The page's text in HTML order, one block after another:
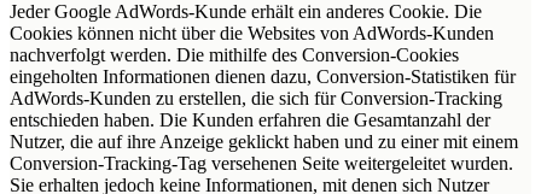
Jeder Google AdWords-Kunde erhält ein anderes Cookie. Die
Cookies können nicht über die Websites von AdWords-Kunden
nachverfolgt werden. Die mithilfe des Conversion-Cookies
eingeholten Informationen dienen dazu, Conversion-Statistiken für
AdWords-Kunden zu erstellen, die sich für Conversion-Tracking
entschieden haben. Die Kunden erfahren die Gesamtanzahl der
Nutzer, die auf ihre Anzeige geklickt haben und zu einer mit einem
Conversion-Tracking-Tag versehenen Seite weitergeleitet wurden.
Sie erhalten jedoch keine Informationen, mit denen sich Nutzer